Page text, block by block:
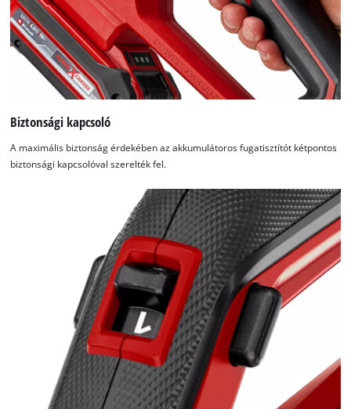
Consent
Management
Platform
Biztonsági kapcsoló
A maximális biztonság érdekében az akkumulátoros fugatisztítót kétpontos
biztonsági kapcsolóval szerelték fel.